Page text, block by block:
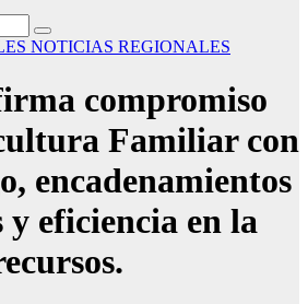
NOTICIAS REGIONALES
compromiso
Familiar con
encadenamientos
eficiencia en la